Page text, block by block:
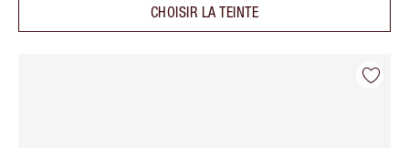
CHOISIR LA TEINTE